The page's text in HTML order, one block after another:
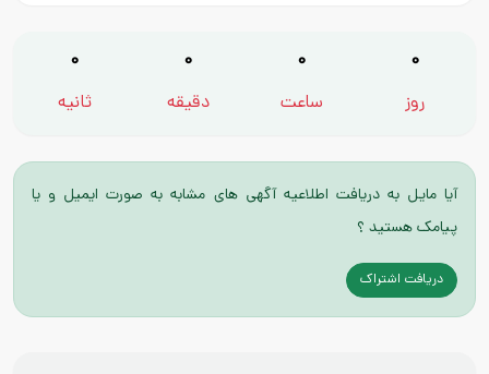
0
روز
0
ساعت
0
دقیقه
0
ثانیه
آیا مایل به دریافت اطلاعیه آگهی های مشابه به صورت ایمیل و یا
پیامک هستید ؟
دریافت اشتراک